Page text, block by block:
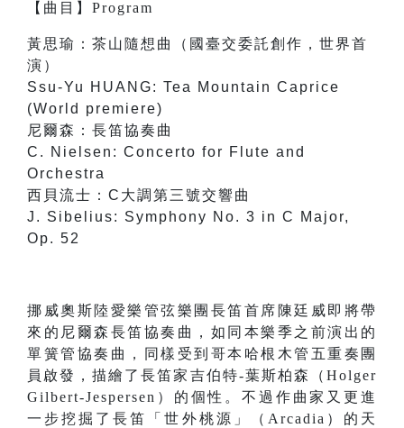
【 曲目 】 Program
黃思瑜：茶山隨想曲（國臺交委託創作，世界首
演）
Ssu-Yu HUANG: Tea Mountain Caprice
(World premiere)
尼爾森：長笛協奏曲
C. Nielsen: Concerto for Flute and
Orchestra
西貝流士：C大調第三號交響曲
J. Sibelius: Symphony No. 3 in C Major,
Op. 52
挪威奧斯陸愛樂管弦樂團長笛首席陳廷威即將帶
來的尼爾森長笛協奏曲，如同本樂季之前演出的
單簧管協奏曲，同樣受到哥本哈根木管五重奏團
員啟發，描繪了長笛家吉伯特-葉斯柏森（Holger
Gilbert-Jespersen）的個性。不過作曲家又更進
一步挖掘了長笛「世外桃源」（Arcadia）的天